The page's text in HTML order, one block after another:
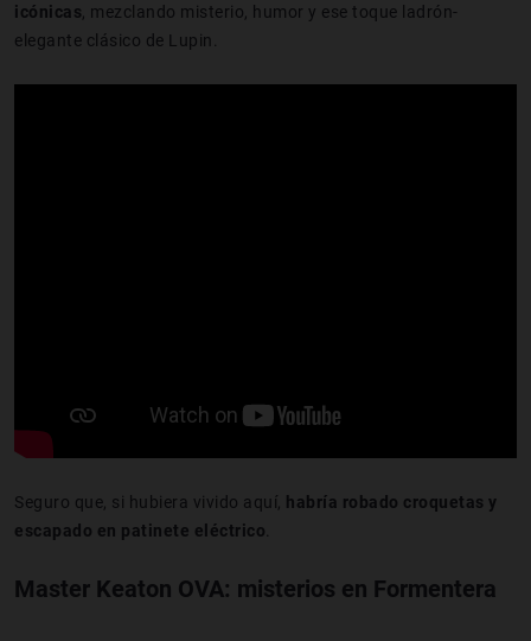
icónicas , mezclando misterio, humor y ese toque ladrón-
elegante clásico de Lupin.
Seguro que, si hubiera vivido aquí,
habría robado croquetas y
escapado en patinete eléctrico
Master Keaton OVA: misterios en Formentera